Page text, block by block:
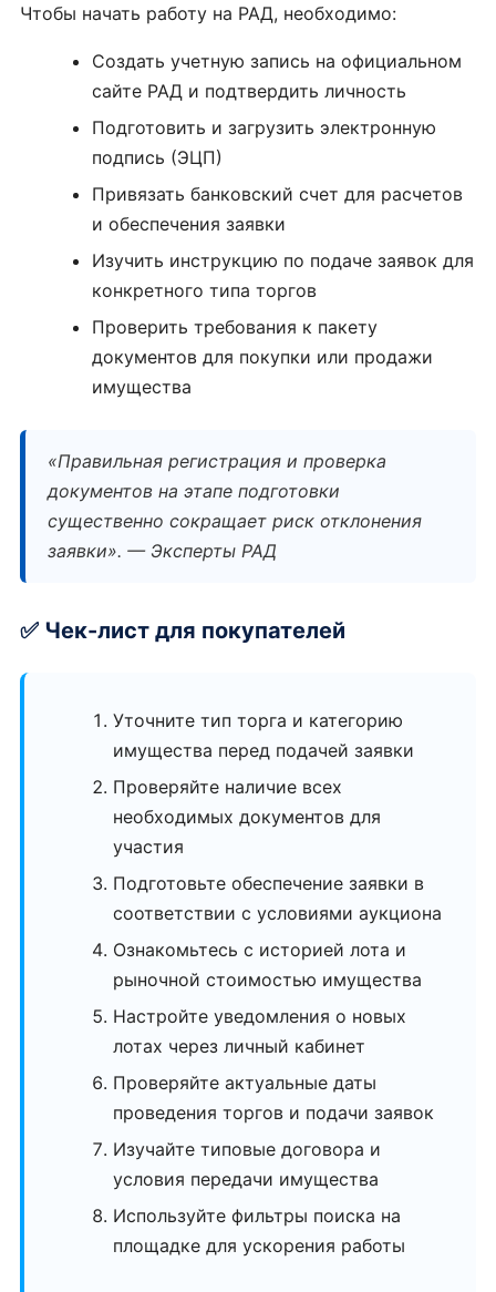
Чтобы начать работу на РАД, необходимо:
Создать учетную запись на официальном
сайте РАД и подтвердить личность
Подготовить и загрузить электронную
подпись (ЭЦП)
Привязать банковский счет для расчетов
и обеспечения заявки
Изучить инструкцию по подаче заявок для
конкретного типа торгов
Проверить требования к пакету
документов для покупки или продажи
имущества
«Правильная регистрация и проверка
документов на этапе подготовки
существенно сокращает риск отклонения
заявки». — Эксперты РАД
✅ Чек-лист для покупателей
Уточните тип торга и категорию
имущества перед подачей заявки
Проверяйте наличие всех
необходимых документов для
участия
Подготовьте обеспечение заявки в
соответствии с условиями аукциона
Ознакомьтесь с историей лота и
рыночной стоимостью имущества
Настройте уведомления о новых
лотах через личный кабинет
Проверяйте актуальные даты
проведения торгов и подачи заявок
Изучайте типовые договора и
условия передачи имущества
Используйте фильтры поиска на
площадке для ускорения работы